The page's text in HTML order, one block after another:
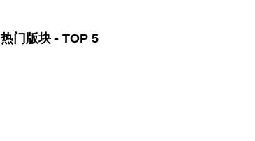
热门版块 - TOP 5